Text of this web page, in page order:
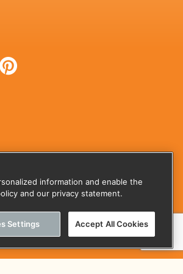
information and enable the
and our privacy statement.
Settings Accept All Cookies